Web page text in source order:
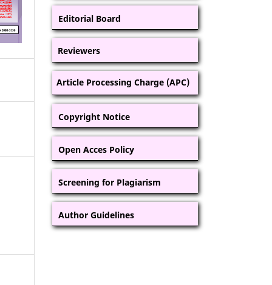
Editorial Board
Reviewers
Article Processing Charge (APC)
Copyright Notice
Open Acces Policy
Screening for Plagiarism
Author Guidelines